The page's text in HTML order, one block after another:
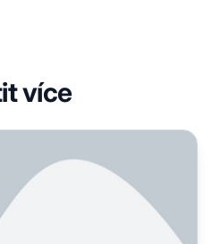
více
audit? Snažím se zjistit, kde